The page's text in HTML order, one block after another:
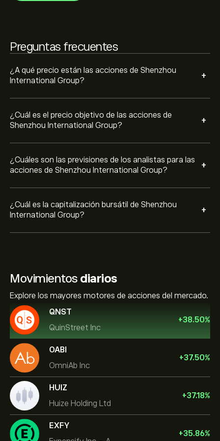
Preguntas frecuentes
¿A qué precio están las acciones de Shenzhou
International Group?
+
¿Cuál es el precio objetivo de las acciones de
Shenzhou International Group?
+
¿Cuáles son las previsiones de los analistas para las
acciones de Shenzhou International Group?
+
¿Cuál es la capitalización bursátil de Shenzhou
International Group?
+
Movimientos diarios
Explore los mayores motores de acciones del mercado.
QNST
QuinStreet Inc
+38.50%
OABI
OmniAb Inc
+37.50%
HUIZ
Huize Holding Ltd
+37.18%
EXFY
+35.86%